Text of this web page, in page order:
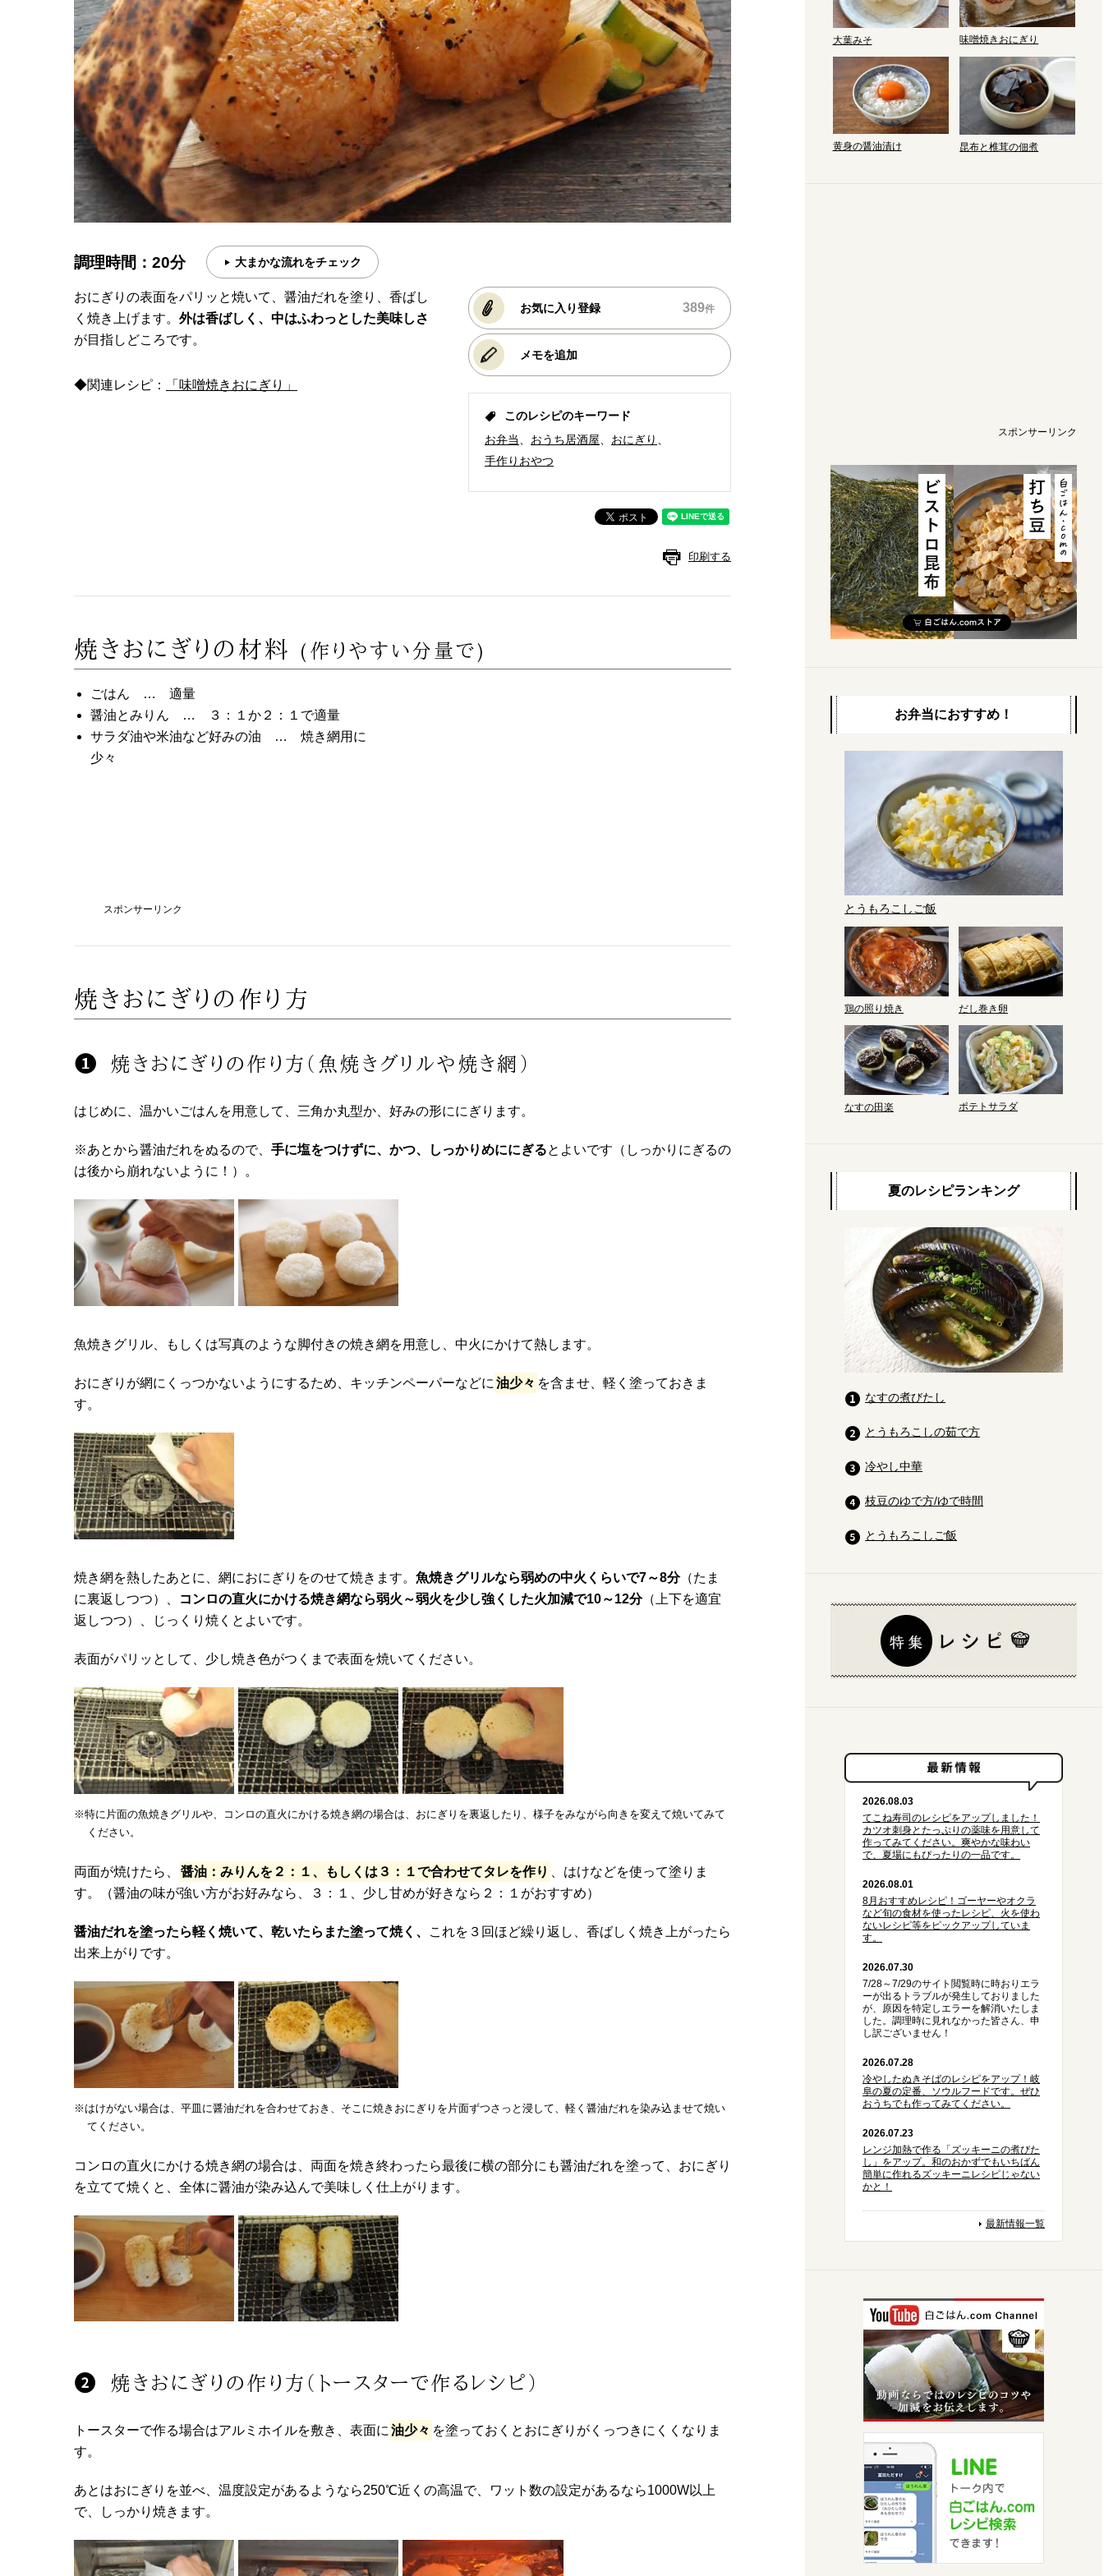
調理時間：20分 大まかな流れをチェック
おにぎりの表面をパリッと焼いて、醤油だれを塗り、香ばし
く焼き上げます。 外は香ばしく、中はふわっとした美味しさ
が目指しどころです。
◆関連レシピ： 「味噌焼きおにぎり」
お気に入り登録 389件
メモを追加
このレシピのキーワード
お弁当
おうち居酒屋
おにぎり
手作りおやつ
印刷する
焼きおにぎりの材料 (作りやすい分量で)
ごはん … 適量
醤油とみりん … ３：１か２：１で適量
サラダ油や米油など好みの油 … 焼き網用に
少々
スポンサーリンク
焼きおにぎりの作り方
焼きおにぎりの作り方（魚焼きグリルや焼き網）
はじめに、温かいごはんを用意して、三角か丸型か、好みの形ににぎります。
※あとから醤油だれをぬるので、 手に塩をつけずに、かつ、しっかりめににぎるとよいです（しっかりにぎるの
は後から崩れないように！）。
魚焼きグリル、もしくは写真のような脚付きの焼き網を用意し、中火にかけて熱します。
おにぎりが網にくっつかないようにするため、キッチンペーパーなどに 油少々 を含ませ、軽く塗っておきま
す。
焼き網を熱したあとに、網におにぎりをのせて焼きます。 魚焼きグリルなら弱めの中火くらいで7～8分（たま
に裏返しつつ）、
コンロの直火にかける焼き網なら弱火～弱火を少し強くした火加減で10～12分（上下を適宜
返しつつ）、じっくり焼くとよいです。
表面がパリッとして、少し焼き色がつくまで表面を焼いてください。
※特に片面の魚焼きグリルや、コンロの直火にかける焼き網の場合は、おにぎりを裏返したり、様子をみながら向きを変えて焼いてみて
ください。
両面が焼けたら、 醤油：みりんを２：１、もしくは３：１で合わせてタレを作り
、はけなどを使って塗りま
す。（醤油の味が強い方がお好みなら、３：１、少し甘めが好きなら２：１がおすすめ）
醤油だれを塗ったら軽く焼いて、乾いたらまた塗って焼く、
これを３回ほど繰り返し、香ばしく焼き上がったら
出来上がりです。
※はけがない場合は、平皿に醤油だれを合わせておき、そこに焼きおにぎりを片面ずつさっと浸して、軽く醤油だれを染み込ませて焼い
てください。
コンロの直火にかける焼き網の場合は、両面を焼き終わったら最後に横の部分にも醤油だれを塗って、おにぎり
を立てて焼くと、全体に醤油が染み込んで美味しく仕上がります。
焼きおにぎりの作り方（トースターで作るレシピ）
トースターで作る場合はアルミホイルを敷き、表面に油少々 を塗っておくとおにぎりがくっつきにくくなりま
す。
あとはおにぎりを並べ、温度設定があるようなら250℃近くの高温で、ワット数の設定があるなら1000W以上
で、しっかり焼きます。
大葉みそ 味噌焼きおにぎり
黄身の醤油漬け 昆布と椎茸の佃煮
スポンサーリンク
お弁当におすすめ！
とうもろこしご飯
鶏の照り焼き だし巻き卵
なすの田楽 ポテトサラダ
夏のレシピランキング
なすの煮びたし
とうもろこしの茹で方
冷やし中華
枝豆のゆで方/ゆで時間
とうもろこしご飯
2026.08.03
てこね寿司のレシピをアップしました！
カツオ刺身とたっぷりの薬味を用意して
作ってみてください。爽やかな味わい
で、夏場にもぴったりの一品です。
2026.08.01
8月おすすめレシピ！ゴーヤーやオクラ
など旬の食材を使ったレシピ、火を使わ
ないレシピ等をピックアップしていま
す。
2026.07.30
7/28～7/29のサイト閲覧時に時おりエラ
ーが出るトラブルが発生しておりました
が、原因を特定しエラーを解消いたしま
した。調理時に見れなかった皆さん、申
し訳ございません！
2026.07.28
冷やしたぬきそばのレシピをアップ！岐
阜の夏の定番、ソウルフードです。ぜひ
おうちでも作ってみてください。
2026.07.23
レンジ加熱で作る「ズッキーニの煮びた
し」をアップ。和のおかずでもいちばん
簡単に作れるズッキーニレシピじゃない
かと！
最新情報一覧